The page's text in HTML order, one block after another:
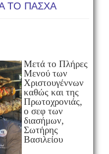
ΤΟ ΠΑΣΧΑ
Μετά το Πλήρες
Μενού των
Χριστουγέννων
καθώς και της
Πρωτοχρονιάς,
ο σεφ των
διασήμων,
Σωτήρης
Βασιλείου